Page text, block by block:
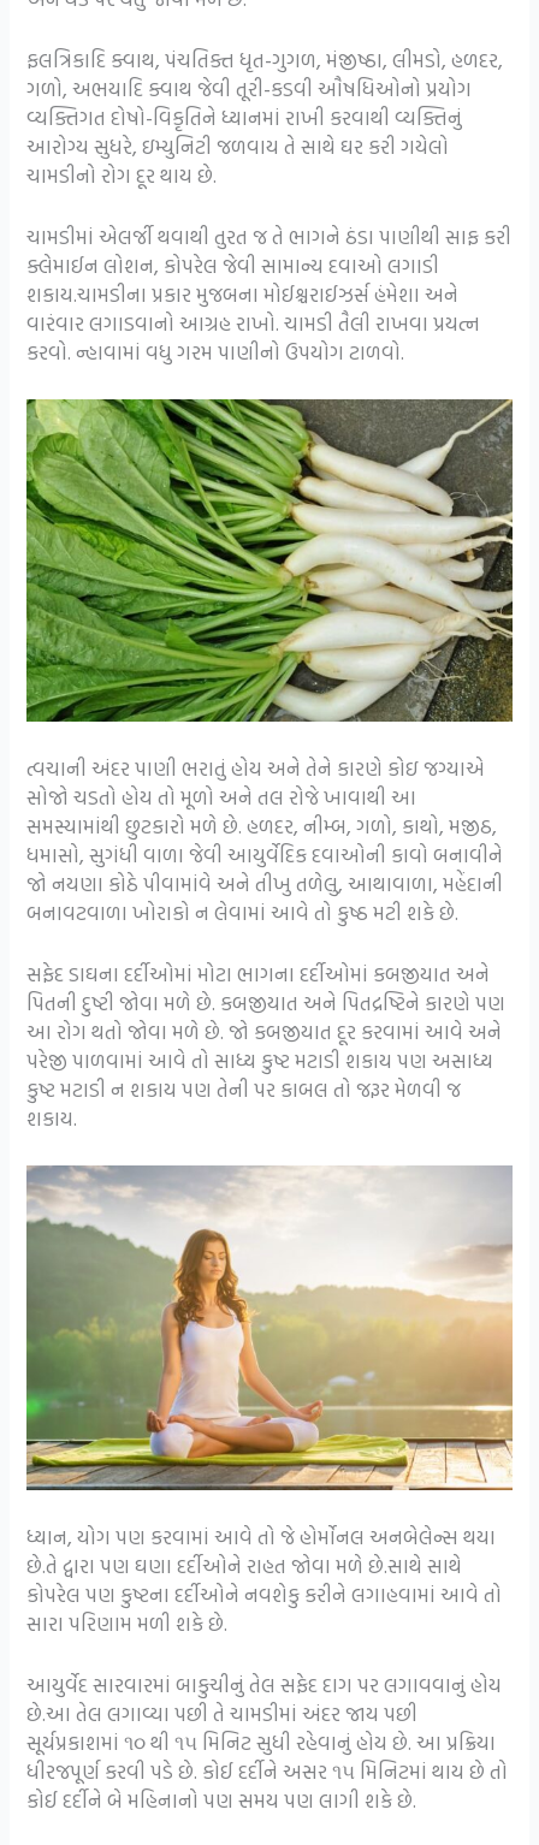
ફલત્રિકાદિ ક્વાથ, પંચતિક્ત ધૃત-ગુગળ, મંજીષ્ઠા, લીમડો, હળદર,
ગળો, અભયાદિ ક્વાથ જેવી તૂરી-કડવી ઔષધિઓનો પ્રયોગ
વ્યક્તિગત દોષો-વિકૃતિને ધ્યાનમાં રાખી કરવાથી વ્યક્તિનું
આરોગ્ય સુધરે, ઇમ્યુનિટી જળવાય તે સાથે ઘર કરી ગયેલો
ચામડીનો રોગ દૂર થાય છે.
ચામડીમાં એલર્જી થવાથી તુરત જ તે ભાગને ઠંડા પાણીથી સાફ કરી
ક્લેમાઈન લોશન, કોપરેલ જેવી સામાન્ય દવાઓ લગાડી
શકાય.ચામડીના પ્રકાર મુજબના મોઈશ્ચરાઈઝર્સ હંમેશા અને
વારંવાર લગાડવાનો આગ્રહ રાખો. ચામડી તૈલી રાખવા પ્રયત્ન
કરવો. ન્હાવામાં વધુ ગરમ પાણીનો ઉપયોગ ટાળવો.
ત્વચાની અંદર પાણી ભરાતું હોય અને તેને કારણે કોઇ જગ્યાએ
સોજો ચડતો હોય તો મૂળો અને તલ રોજે ખાવાથી આ
સમસ્યામાંથી છુટકારો મળે છે. હળદર, નીમ્બ, ગળો, કાથો, મજીઠ,
ધમાસો, સુગંધી વાળા જેવી આયુર્વેદિક દવાઓની કાવો બનાવીને
જો નયણા કોઠે પીવામાંવે અને તીખુ તળેલુ, આથાવાળા, મહેંદાની
બનાવટવાળા ખોરાકો ન લેવામાં આવે તો કુષ્ઠ મટી શકે છે.
સફેદ ડાઘના દર્દીઓમાં મોટા ભાગના દર્દીઓમાં કબજીયાત અને
પિતની દુષ્ટી જોવા મળે છે. કબજીયાત અને પિતદ્રષ્ટિને કારણે પણ
આ રોગ થતો જોવા મળે છે. જો કબજીયાત દૂર કરવામાં આવે અને
પરેજી પાળવામાં આવે તો સાધ્ય કુષ્ટ મટાડી શકાય પણ અસાધ્ય
કુષ્ટ મટાડી ન શકાય પણ તેની પર કાબલ તો જરૂર મેળવી જ
શકાય.
ધ્યાન, યોગ પણ કરવામાં આવે તો જે હોર્મોનલ અનબેલેન્સ થયા
છે.તે દ્વારા પણ ઘણા દર્દીઓને રાહત જોવા મળે છે.સાથે સાથે
કોપરેલ પણ કુષ્ટના દર્દીઓને નવશેકુ કરીને લગાહવામાં આવે તો
સારા પરિણામ મળી શકે છે.
આયુર્વેદ સારવારમાં બાકુચીનું તેલ સફેદ દાગ પર લગાવવાનું હોય
છે.આ તેલ લગાવ્યા પછી તે ચામડીમાં અંદર જાય પછી
સૂર્યપ્રકાશમાં ૧૦ થી ૧૫ મિનિટ સુધી રહેવાનું હોય છે. આ પ્રક્રિયા
ધીરજપૂર્ણ કરવી પડે છે. કોઈ દર્દીને અસર ૧૫ મિનિટમાં થાય છે તો
કોઈ દર્દીને બે મહિનાનો પણ સમય પણ લાગી શકે છે.